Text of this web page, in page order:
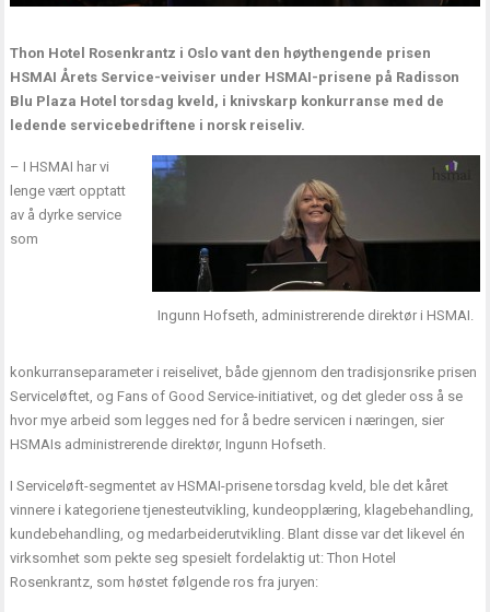
Thon Hotel Rosenkrantz i Oslo vant den høythengende prisen
HSMAI Årets Service-veiviser under HSMAI-prisene på Radisson
Blu Plaza Hotel torsdag kveld, i knivskarp konkurranse med de
ledende servicebedriftene i norsk reiseliv.
Ingunn Hofseth, administrerende direktør i HSMAI.
– I HSMAI har vi
lenge vært opptatt
av å dyrke service
som
konkurranseparameter i reiselivet, både gjennom den tradisjonsrike prisen
Serviceløftet, og Fans of Good Service-initiativet, og det gleder oss å se
hvor mye arbeid som legges ned for å bedre servicen i næringen, sier
HSMAIs administrerende direktør, Ingunn Hofseth.
I Serviceløft-segmentet av HSMAI-prisene torsdag kveld, ble det kåret
vinnere i kategoriene tjenesteutvikling, kundeopplæring, klagebehandling,
kundebehandling, og medarbeiderutvikling. Blant disse var det likevel én
virksomhet som pekte seg spesielt fordelaktig ut: Thon Hotel
Rosenkrantz, som høstet følgende ros fra juryen: